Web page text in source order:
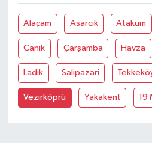
Alaçam Asarcik Atakum
Canik Çarşamba Havza
Ladik Salipazari
Vezirköprü Yakakent 19